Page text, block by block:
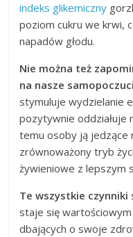
indeks glikemiczny
poziom cukru we krwi,
napadów głodu.
Nie można też
na nasze
stymuluje wydzielanie
pozytywnie oddziałuje
temu osoby ją jedzące
zrównoważony tryb
żywieniowe z lepszym
Te wszystkie czynniki
staje się
dbających o swoje